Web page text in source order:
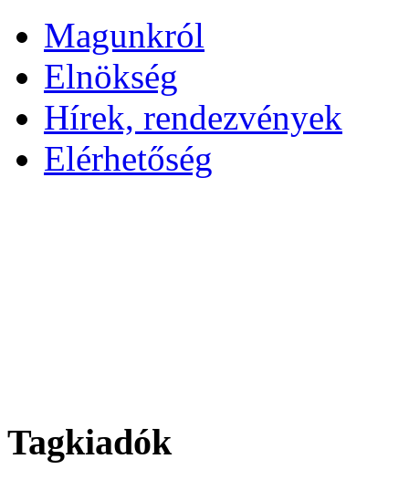
Magunkról
Elnökség
Hírek, rendezvények
Elérhetőség
Tagkiadók